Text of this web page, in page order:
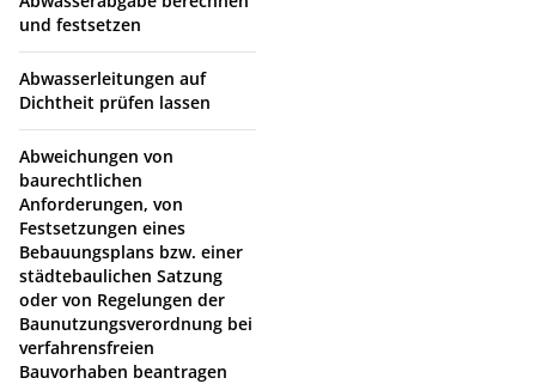
und festsetzen
Abwasserleitungen auf
Dichtheit prüfen lassen
Abweichungen von
baurechtlichen
Anforderungen, von
Festsetzungen eines
Bebauungsplans bzw. einer
städtebaulichen Satzung
oder von Regelungen der
Baunutzungsverordnung bei
verfahrensfreien
Bauvorhaben beantragen